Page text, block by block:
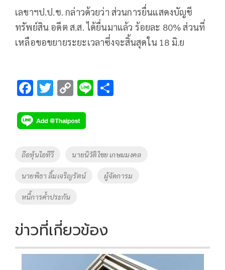
เลขาฯป.ป.ช. กล่าวด้วยว่า ส่วนการยื่นแสดงบัญชี
ทรัพย์สิน อดีต ส.ส. ได้ยื่นมาแล้ว ร้อยละ 80% ส่วนที่
เหลือขอขยายระยะเวลาซึ่งจะสิ้นสุดใน 18 มิ.ย
F
e
b
o
o
k
T
tt
er
C
p
y
Li
n
k
Li
Tags
ถือหุ้นไอทีวี นายนิวัติไชย เกษมมงคล
นายพิธา ลิ้มเจริญรัตน์ ผู้จัดการม
หนี้การค้ำประกัน
ข่าวที่เกี่ยวข้อง